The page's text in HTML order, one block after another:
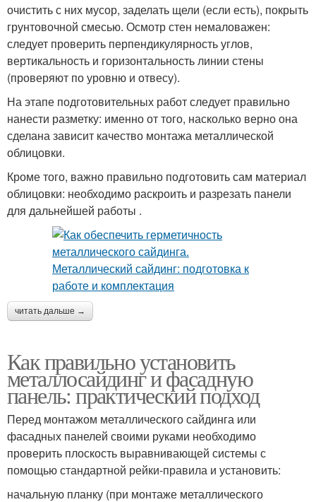
очистить с них мусор, заделать щели (если есть), покрыть
грунтовочной смесью. Осмотр стен немаловажен:
следует проверить перпендикулярность углов,
вертикальность и горизонтальность линии стены
(проверяют по уровню и отвесу).
На этапе подготовительных работ следует правильно
нанести разметку: именно от того, насколько верно она
сделана зависит качество монтажа металлической
облицовки.
Кроме того, важно правильно подготовить сам материал
облицовки: необходимо раскроить и разрезать панели
для дальнейшей работы .
читать дальше →
Как правильно установить
металлосайдинг и фасадную
панель: практический подход
Перед монтажом металлического сайдинга или
фасадных панелей своими руками необходимо
проверить плоскость выравнивающей системы с
помощью стандартной рейки-правила и установить:
начальную планку (при монтаже металлического